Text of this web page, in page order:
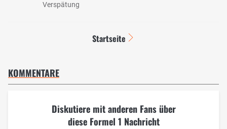
Verspätung
Startseite
KOMMENTARE
Diskutiere mit anderen Fans über
diese Formel 1 Nachricht